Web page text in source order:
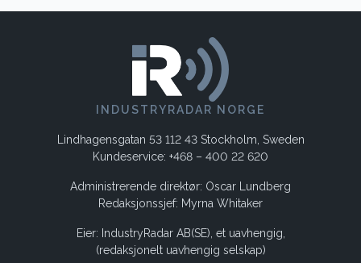
INDUSTRYRADAR NORGE
Lindhagensgatan 53 112 43 Stockholm, Sweden
Kundeservice: +468 – 400 22 620
Administrerende direktør: Oscar Lundberg
Redaksjonssjef: Myrna Whitaker
Eier: IndustryRadar AB(SE), et uavhengig,
(redaksjonelt uavhengig selskap)